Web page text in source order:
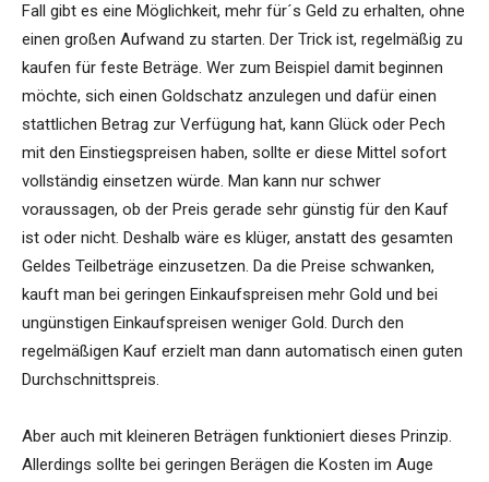
Fall gibt es eine Möglichkeit, mehr für´s Geld zu erhalten, ohne
einen großen Aufwand zu starten. Der Trick ist, regelmäßig zu
kaufen für feste Beträge. Wer zum Beispiel damit beginnen
möchte, sich einen Goldschatz anzulegen und dafür einen
stattlichen Betrag zur Verfügung hat, kann Glück oder Pech
mit den Einstiegspreisen haben, sollte er diese Mittel sofort
vollständig einsetzen würde. Man kann nur schwer
voraussagen, ob der Preis gerade sehr günstig für den Kauf
ist oder nicht. Deshalb wäre es klüger, anstatt des gesamten
Geldes Teilbeträge einzusetzen. Da die Preise schwanken,
kauft man bei geringen Einkaufspreisen mehr Gold und bei
ungünstigen Einkaufspreisen weniger Gold. Durch den
regelmäßigen Kauf erzielt man dann automatisch einen guten
Durchschnittspreis.
Aber auch mit kleineren Beträgen funktioniert dieses Prinzip.
Allerdings sollte bei geringen Berägen die Kosten im Auge